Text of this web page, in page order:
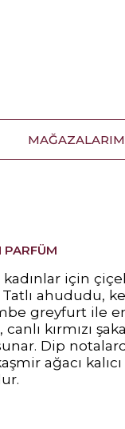
PARFÜM
için
ahududu,
greyfurt ile
kırmızı
Dip
ağacı